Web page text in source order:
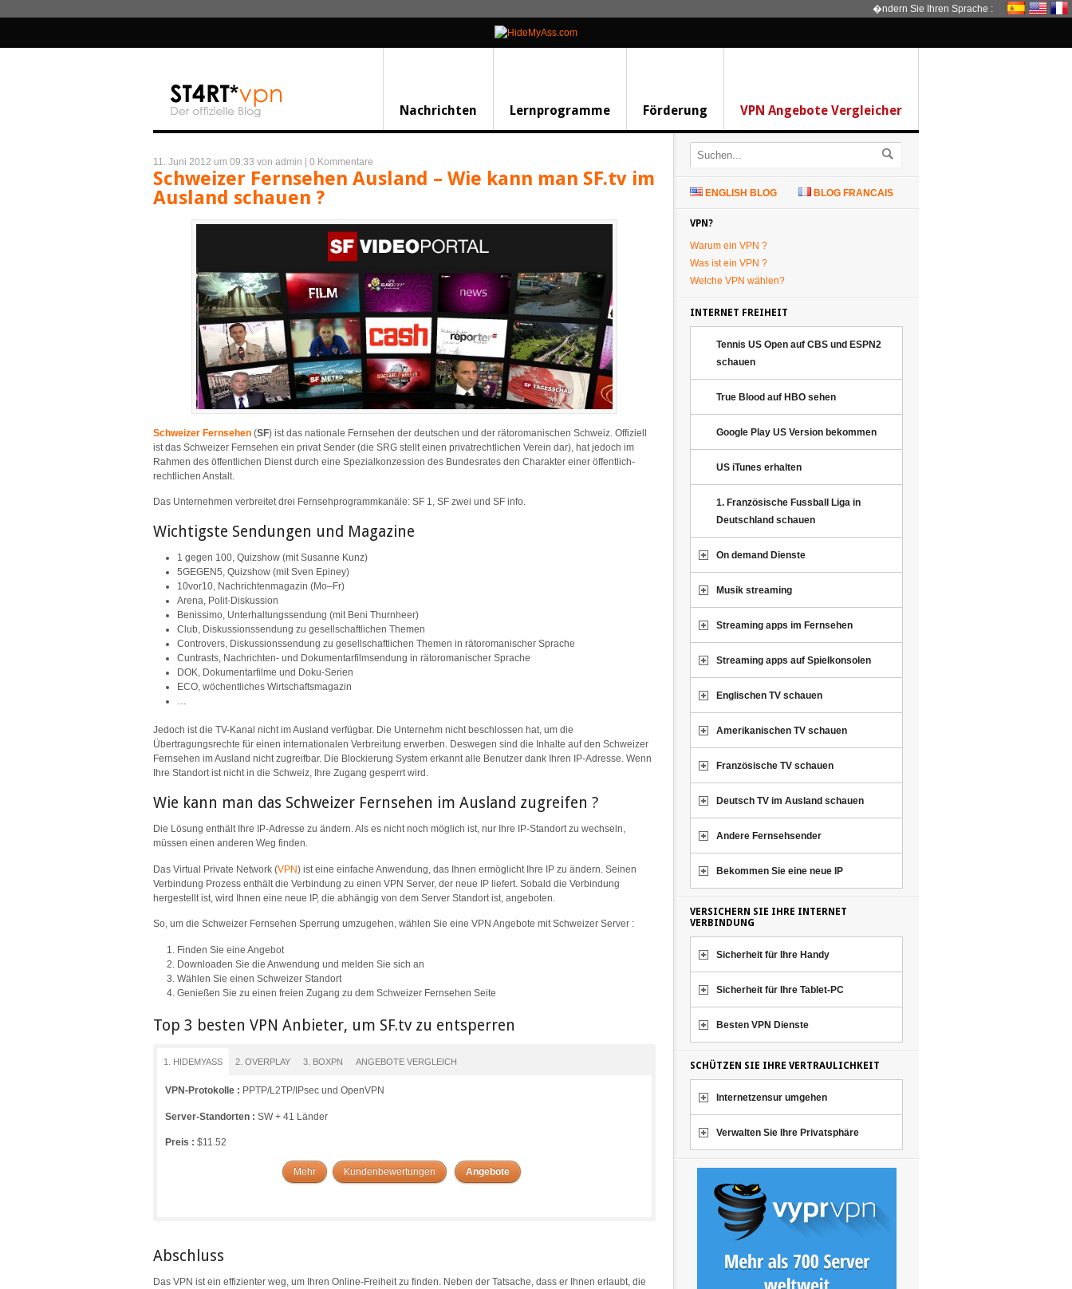
�ndern Sie Ihren Sprache :
Nachrichten Lernprogramme Förderung VPN Angebote Vergleicher
11. Juni 2012 um 09:33 von admin 0 Kommentare
Schweizer Fernsehen Ausland – Wie kann man SF.tv im
Ausland schauen ?
Schweizer Fernsehen (SF) ist das nationale Fernsehen der deutschen und der rätoromanischen Schweiz. Offiziell
ist das Schweizer Fernsehen ein privat Sender (die SRG stellt einen privatrechtlichen Verein dar), hat jedoch im
Rahmen des öffentlichen Dienst durch eine Spezialkonzession des Bundesrates den Charakter einer öffentlich-
rechtlichen Anstalt.
Das Unternehmen verbreitet drei Fernsehprogrammkanäle: SF 1, SF zwei und SF info.
Wichtigste Sendungen und Magazine
1 gegen 100, Quizshow (mit Susanne Kunz)
5GEGEN5, Quizshow (mit Sven Epiney)
10vor10, Nachrichtenmagazin (Mo–Fr)
Arena, Polit-Diskussion
Benissimo, Unterhaltungssendung (mit Beni Thurnheer)
Club, Diskussionssendung zu gesellschaftlichen Themen
Controvers, Diskussionssendung zu gesellschaftlichen Themen in rätoromanischer Sprache
Cuntrasts, Nachrichten- und Dokumentarfilmsendung in rätoromanischer Sprache
DOK, Dokumentarfilme und Doku-Serien
ECO, wöchentliches Wirtschaftsmagazin
…
Jedoch ist die TV-Kanal nicht im Ausland verfügbar. Die Unternehm nicht beschlossen hat, um die
Übertragungsrechte für einen internationalen Verbreitung erwerben. Deswegen sind die Inhalte auf den Schweizer
Fernsehen im Ausland nicht zugreifbar. Die Blockierung System erkannt alle Benutzer dank Ihren IP-Adresse. Wenn
Ihre Standort ist nicht in die Schweiz, Ihre Zugang gesperrt wird.
Wie kann man das Schweizer Fernsehen im Ausland zugreifen ?
Die Lösung enthält Ihre IP-Adresse zu ändern. Als es nicht noch möglich ist, nur Ihre IP-Standort zu wechseln,
müssen einen anderen Weg finden.
Das Virtual Private Network (VPN) ist eine einfache Anwendung, das Ihnen ermöglicht Ihre IP zu ändern. Seinen
Verbindung Prozess enthält die Verbindung zu einen VPN Server, der neue IP liefert. Sobald die Verbindung
hergestellt ist, wird Ihnen eine neue IP, die abhängig von dem Server Standort ist, angeboten.
So, um die Schweizer Fernsehen Sperrung umzugehen, wählen Sie eine VPN Angebote mit Schweizer Server :
Finden Sie eine Angebot
Downloaden Sie die Anwendung und melden Sie sich an
Wählen Sie einen Schweizer Standort
Genießen Sie zu einen freien Zugang zu dem Schweizer Fernsehen Seite
Top 3 besten VPN Anbieter, um SF.tv zu entsperren
1. HIDEMYASS 2. OVERPLAY 3. BOXPN ANGEBOTE VERGLEICH
VPN-Protokolle : PPTP/L2TP/IPsec und OpenVPN
Server-Standorten : SW + 41 Länder
Preis : $11.52
Mehr Kundenbewertungen Angebote
Abschluss
Das VPN ist ein effizienter weg, um Ihren Online-Freiheit zu finden. Neben der Tatsache, dass er Ihnen erlaubt, die
ENGLISH BLOG BLOG FRANCAIS
VPN?
Warum ein VPN ?
Was ist ein VPN ?
Welche VPN wählen?
INTERNET FREIHEIT
Tennis US Open auf CBS und ESPN2
schauen
True Blood auf HBO sehen
Google Play US Version bekommen
US iTunes erhalten
1. Französische Fussball Liga in
Deutschland schauen
On demand Dienste
Musik streaming
Streaming apps im Fernsehen
Streaming apps auf Spielkonsolen
Englischen TV schauen
Amerikanischen TV schauen
Französische TV schauen
Deutsch TV im Ausland schauen
Andere Fernsehsender
Bekommen Sie eine neue IP
VERSICHERN SIE IHRE INTERNET
VERBINDUNG
Sicherheit für Ihre Handy
Sicherheit für Ihre Tablet-PC
Besten VPN Dienste
SCHÜTZEN SIE IHRE VERTRAULICHKEIT
Internetzensur umgehen
Verwalten Sie Ihre Privatsphäre